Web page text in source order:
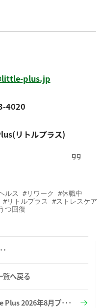
plus.jp
4020
リトルプラス)
ルス #リワーク #休職中
リトルプラス #ストレスケア
つ回復
覧へ戻る
Plus 2026年8月プ･･･